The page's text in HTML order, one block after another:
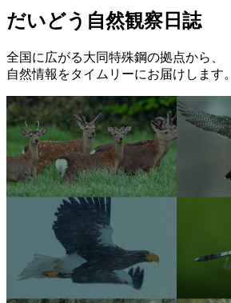
だいどう自然観察日誌
全国に広がる大同特殊鋼の拠点から、
自然情報をタイムリーにお届けします。